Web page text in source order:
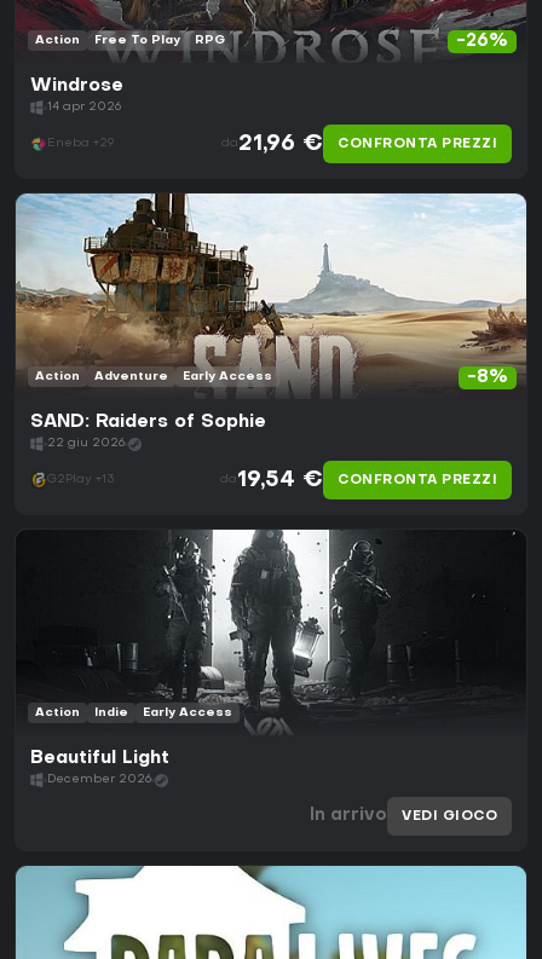
-26%
Action Free To Play RPG
Windrose
14 apr 2026
Eneba +29 da 21,96 € CONFRONTA PREZZI
-8%
Action Adventure Early Access
SAND: Raiders of Sophie
22 giu 2026
G2Play +13 da 19,54 € CONFRONTA PREZZI
Action Indie Early Access
Beautiful Light
December 2026
In arrivo VEDI GIOCO